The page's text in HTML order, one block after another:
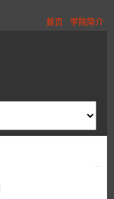
首页 学院简介